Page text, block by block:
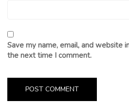
Save my name, email, and website
the next time I comment.